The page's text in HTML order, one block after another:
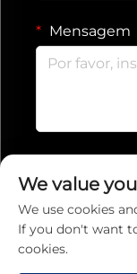
Mensagem
We value
We use cookies
If you don't want
cookies.